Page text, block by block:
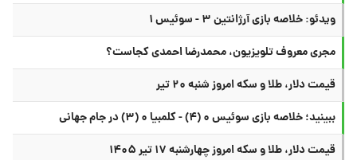
ویدئو: خلاصه بازی آرژانتین ۳ - سوئیس ۱
مجری معروف تلویزیون، محمدرضا احمدی کجاست؟
قیمت دلار، طلا و سکه امروز شنبه ۲۰ تیر
ببینید؛ خلاصه بازی سوئیس ۰ (۴) - کلمبیا ۰ (۳) در جام جهانی
قیمت دلار، طلا و سکه امروز چهارشنبه ۱۷ تیر ۱۴۰۵